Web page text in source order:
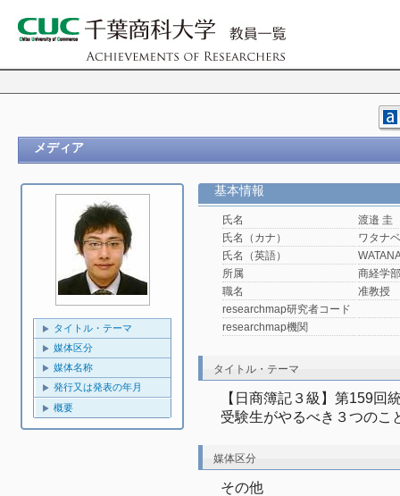
メディア
タイトル・テーマ
媒体区分
媒体名称
発行又は発表の年月
概要
基本情報
氏名
渡邉 圭
氏名（カナ）
ワタナ
氏名（英語）
所属
商経学部
職名
准教授
researchmap研究者コード
researchmap機関
タイトル・テーマ
【日商簿記３級】第159回
受験生がやるべき３つのこ
媒体区分
その他